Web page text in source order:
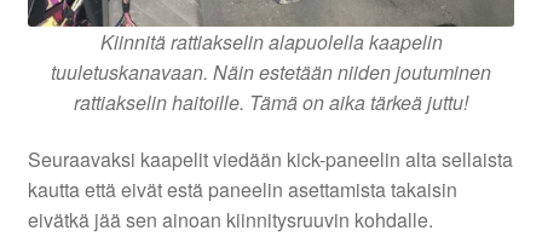
Kiinnitä rattiakselin alapuolella kaapelin
tuuletuskanavaan. Näin estetään niiden joutuminen
rattiakselin haitoille. Tämä on aika tärkeä juttu!
Seuraavaksi kaapelit viedään kick-paneelin alta sellaista
kautta että eivät estä paneelin asettamista takaisin
eivätkä jää sen ainoan kiinnitysruuvin kohdalle.